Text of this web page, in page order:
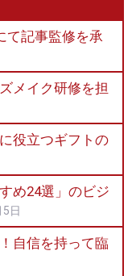
て記事監修を承
メイク研修を担
役立つギフトの
め24選」のビジ
5日
自信を持って臨